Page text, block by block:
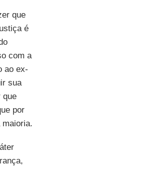
que
é
com a
ao ex-
sua
que
por
maioria.